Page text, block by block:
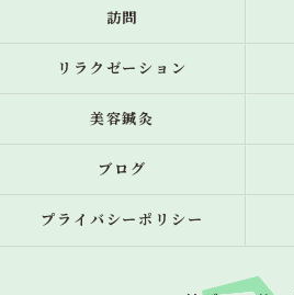
訪問
リラクゼーション
美容鍼灸
ブログ
プライバシーポリシー